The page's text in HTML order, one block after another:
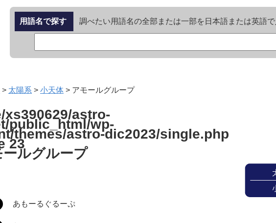
用語名で探す 調べたい用語名の全部または一部を日本語または英語で
> 太陽系 > 小天体 > アモールグループ
xs390629/astro-
public_html/wp-
themes/astro-dic2023/single.php
23
ルグループ
あもーるぐるーぷ